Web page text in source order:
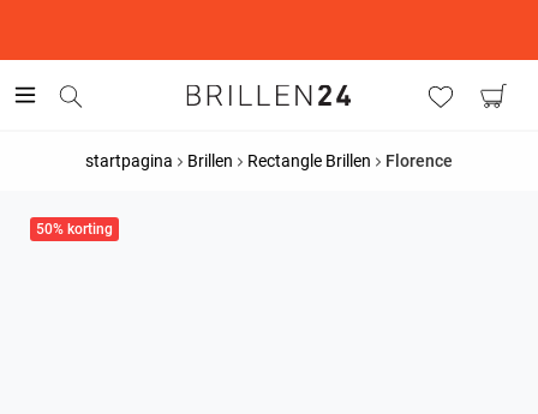
startpagina Brillen Rectangle Brillen Florence
50% korting